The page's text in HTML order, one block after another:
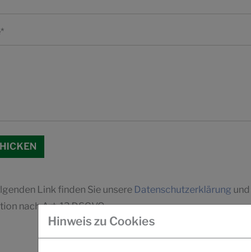
*
Link finden Sie unsere Datenschutzerklärung
nach Art. 13 DSGVO.
Hinweis zu Cookies